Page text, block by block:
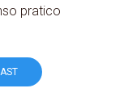
pratico